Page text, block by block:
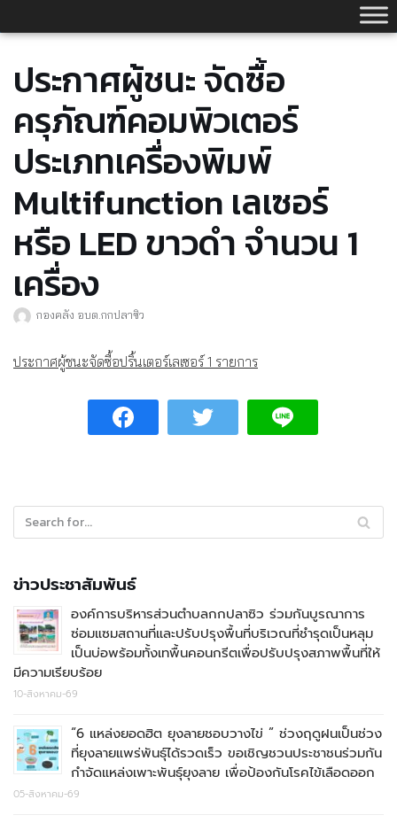
to
ประกาศผู้ชนะ จัดซื้อ
ครุภัณฑ์คอมพิวเตอร์
ประเภทเครื่องพิมพ์
Multifunction เลเซอร์
หรือ LED ขาวดำ จำนวน 1
เครื่อง
กองคลัง อบต.กกปลาซิว
ประกาศผู้ชนะจัดซื้อปริ้นเตอร์เลเซอร์ 1 รายการ
ข่าวประชาสัมพันธ์
องค์การบริหารส่วนตำบลกกปลาซิว ร่วมกันบูรณาการ
ซ่อมแซมสถานที่และปรับปรุงพื้นที่บริเวณที่ชำรุดเป็นหลุม
เป็นบ่อพร้อมทั้งเทพื้นคอนกรีตเพื่อปรับปรุงสภาพพื้นที่ให้
มีความเรียบร้อย
10-สิงหาคม-69
“6 แหล่งยอดฮิต ยุงลายชอบวางไข่ ” ช่วงฤดูฝนเป็นช่วง
ที่ยุงลายแพร่พันธุ์ได้รวดเร็ว ขอเชิญชวนประชาชนร่วมกัน
กำจัดแหล่งเพาะพันธุ์ยุงลาย เพื่อป้องกันโรคไข้เลือดออก
05-สิงหาคม-69